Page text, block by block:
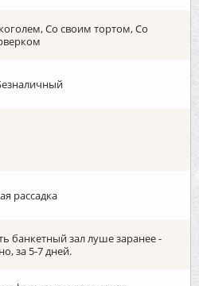
Со своим тортом, Со
рассадка
банкетный зал луше заранее -
за 5-7 дней.